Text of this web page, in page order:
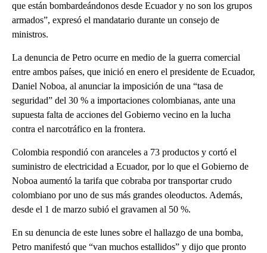
que están bombardeándonos desde Ecuador y no son los grupos
armados”, expresó el mandatario durante un consejo de
ministros.
La denuncia de Petro ocurre en medio de la guerra comercial
entre ambos países, que inició en enero el presidente de Ecuador,
Daniel Noboa, al anunciar la imposición de una “tasa de
seguridad” del 30 % a importaciones colombianas, ante una
supuesta falta de acciones del Gobierno vecino en la lucha
contra el narcotráfico en la frontera.
Colombia respondió con aranceles a 73 productos y cortó el
suministro de electricidad a Ecuador, por lo que el Gobierno de
Noboa aumentó la tarifa que cobraba por transportar crudo
colombiano por uno de sus más grandes oleoductos. Además,
desde el 1 de marzo subió el gravamen al 50 %.
En su denuncia de este lunes sobre el hallazgo de una bomba,
Petro manifestó que “van muchos estallidos” y dijo que pronto